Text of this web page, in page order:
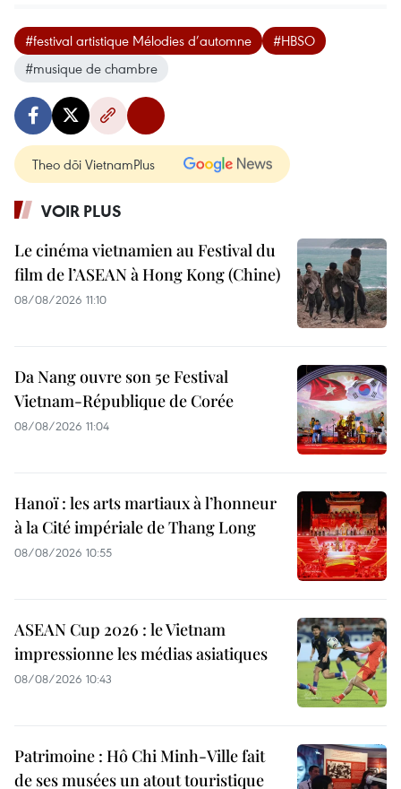
#festival artistique Mélodies d’automne
#HBSO
#musique de chambre
Theo dõi VietnamPlus
VOIR PLUS
Le cinéma vietnamien au Festival du
film de l’ASEAN à Hong Kong (Chine)
08/08/2026 11:10
Da Nang ouvre son 5e Festival
Vietnam-République de Corée
08/08/2026 11:04
Hanoï : les arts martiaux à l’honneur
à la Cité impériale de Thang Long
08/08/2026 10:55
ASEAN Cup 2026 : le Vietnam
impressionne les médias asiatiques
08/08/2026 10:43
Patrimoine : Hô Chi Minh-Ville fait
de ses musées un atout touristique